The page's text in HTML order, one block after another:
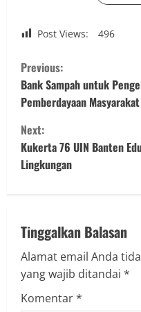
Post Views: 496
C
o
n
t
i
u
e
R
Previous:
Bank Sampah untuk
Pemberdayaan
Next:
Kukerta 76 UIN Banten
Lingkungan
Tinggalkan Balasan
Alamat email Anda
yang wajib ditandai *
Komentar*